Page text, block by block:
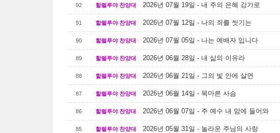
92 할렐루야 찬양대 2026년 07월 19일 - 내 주의 은혜 강가로
91 할렐루야 찬양대 2026년 07월 12일 - 나의 죄를 씻기는
90 할렐루야 찬양대 2026년 07월 05일 - 나는 예배자 입니다
89 할렐루야 찬양대 2026년 06월 28일 - 내 삶의 이유라
88 할렐루야 찬양대 2026년 06월 21일 - 그의 빛 안에 살면
87 할렐루야 찬양대 2026년 06월 14일 - 목마른 사슴
86 할렐루야 찬양대 2026년 06월 07일 - 주 예수 내 맘에 들어와
85 할렐루야 찬양대 2026년 05월 31일 - 놀라운 주님의 사랑